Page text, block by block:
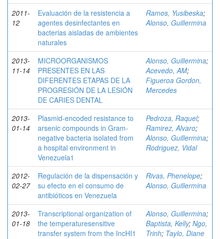
2011-
12
Evaluación de la resistencia a
agentes desinfectantes en
bacterias aisladas de ambientes
naturales
Ramos, Yusibeska;
Alonso, Guillermina
2013-
11-14
MICROORGANISMOS
PRESENTES EN LAS
DIFERENTES ETAPAS DE LA
PROGRESIÓN DE LA LESIÓN
DE CARIES DENTAL
Alonso, Guillermina;
Acevedo, AM;
Figueroa Gordon,
Mercedes
2013-
01-14
Plasmid-encoded resistance to
arsenic compounds in Gram-
negative bacteria isolated from
a hospital environment in
Venezuela1
Pedroza, Raquel;
Ramirez, Alvaro;
Alonso, Guillermina;
Rodriguez, Vidal
2012-
02-27
Regulación de la dispensación y
su efecto en el consumo de
antibióticos en Venezuela
Rivas, Phenelope;
Alonso, Guillermina
2013-
01-18
Transcriptional organization of
the temperaturesensitive
transfer system from the IncHI1
Alonso, Guillermina;
Baptista, Kelly; Ngo,
Trinh; Taylo, Diane